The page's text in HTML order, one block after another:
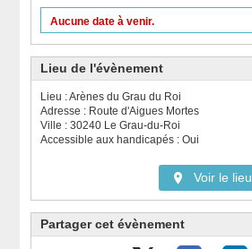
Aucune date à venir.
Lieu de l'évènement
Lieu : Arènes du Grau du Roi
Adresse : Route d'Aigues Mortes
Ville : 30240 Le Grau-du-Roi
Accessible aux handicapés : Oui
Voir le lieu
Partager cet évènement